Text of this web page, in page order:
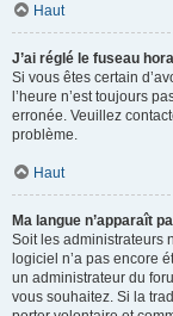
Haut
J’ai réglé le fuseau
Si vous êtes certain
l’heure n’est toujours
erronée. Veuillez
problème.
Haut
Ma langue n’apparaît
Soit les administrateurs
logiciel n’a pas encore
un administrateur du
vous souhaitez. Si la